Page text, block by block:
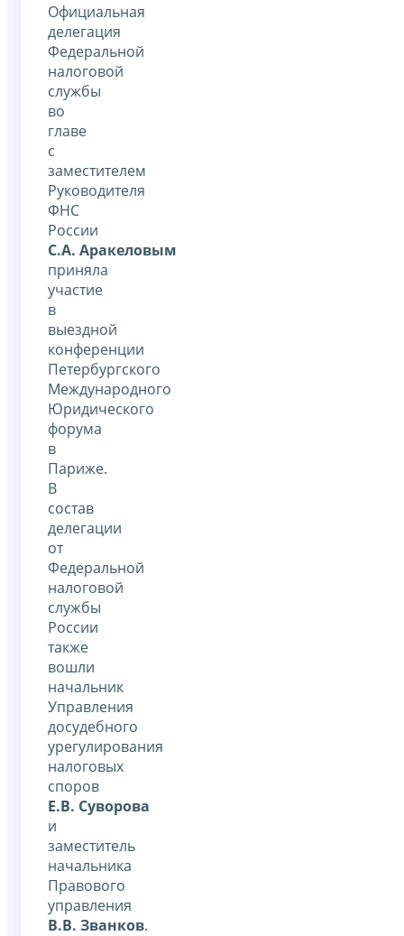
Официальная
делегация
Федеральной
налоговой
службы
во
главе
с
заместителем
Руководителя
ФНС
России
С.А. Аракеловым
приняла
участие
в
выездной
конференции
Петербургского
Международного
Юридического
форума
в
Париже.
В
состав
делегации
от
Федеральной
налоговой
службы
России
также
вошли
начальник
Управления
досудебного
урегулирования
налоговых
споров
Е.В. Суворова
и
заместитель
начальника
Правового
управления
В.В. Званков.